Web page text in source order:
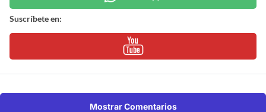
Suscríbete en:
Mostrar Comentarios